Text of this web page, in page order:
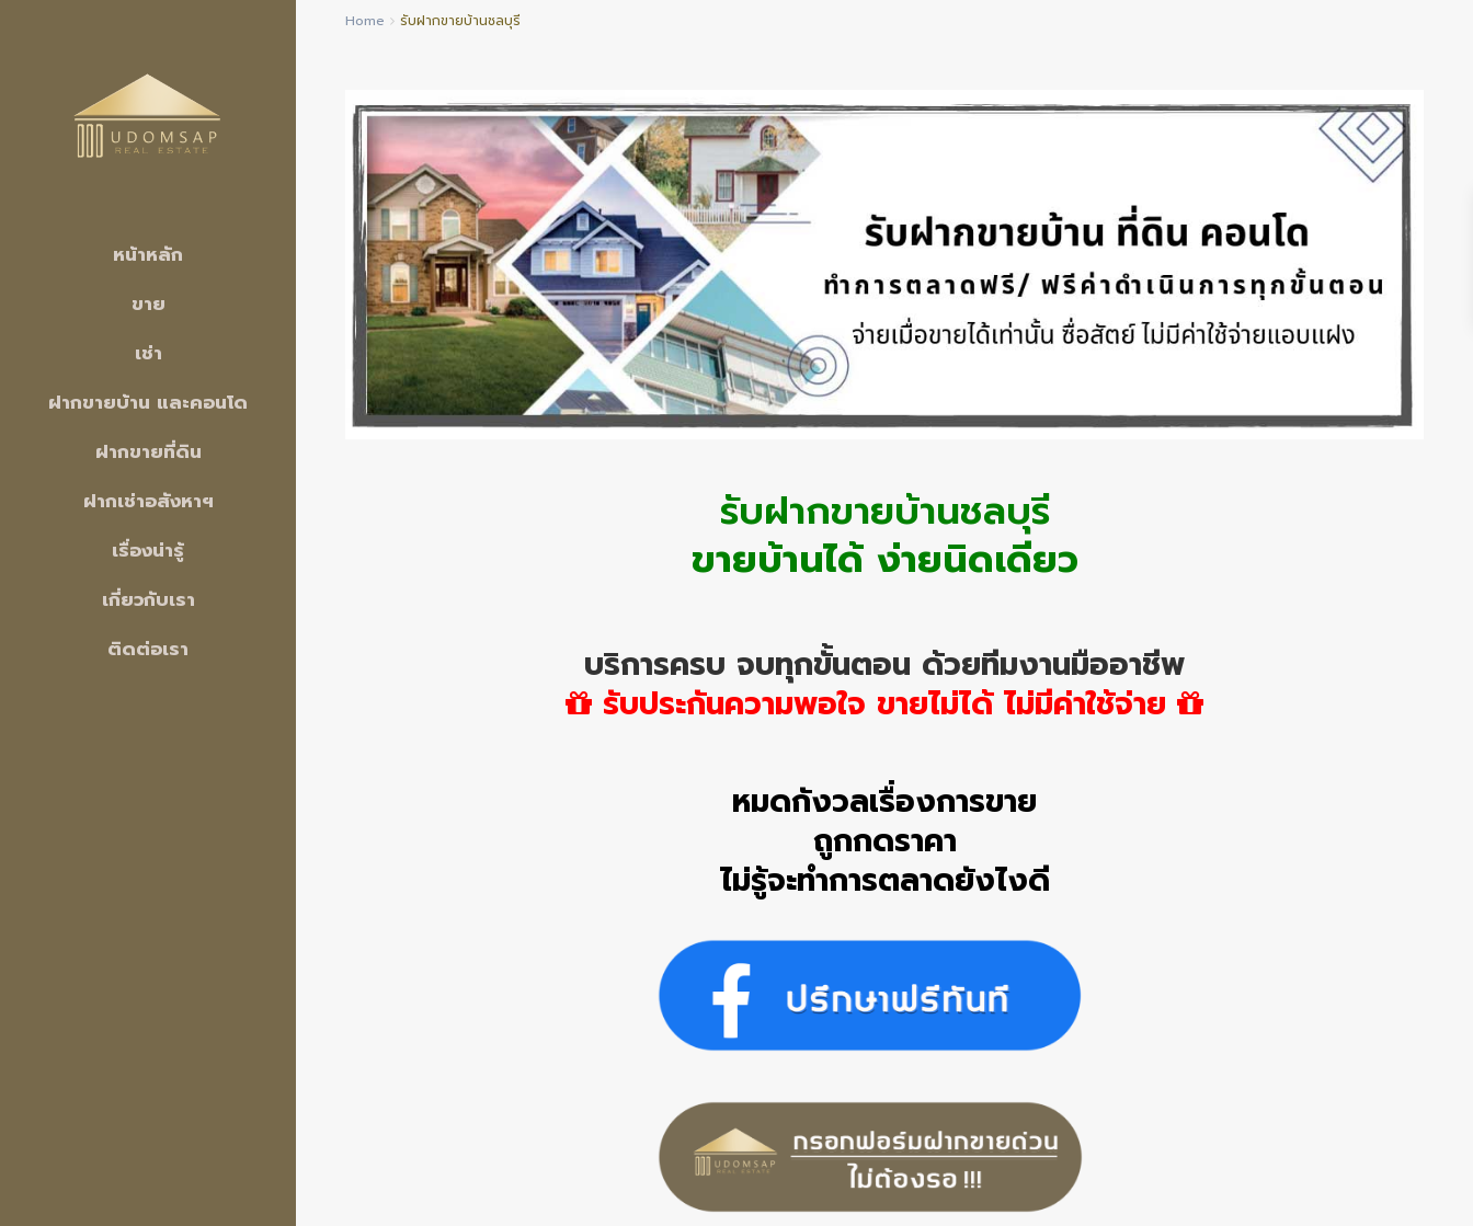
หน้าหลัก
ขาย
เช่า
ฝากขายบ้าน และคอนโด
ฝากขายที่ดิน
ฝากเช่าอสังหาฯ
เรื่องน่ารู้
เกี่ยวกับเรา
ติดต่อเรา
Home รับฝากขายบ้านชลบุรี
รับฝากขายบ้านชลบุรี
ขายบ้านได้ ง่ายนิดเดียว
บริการครบ จบทุกขั้นตอน ด้วยทีมงานมืออาชีพ
รับประกันความพอใจ ขายไม่ได้ ไม่มีค่าใช้จ่าย
หมดกังวลเรื่องการขาย
ถูกกดราคา
ไม่รู้จะทำการตลาดยังไงดี